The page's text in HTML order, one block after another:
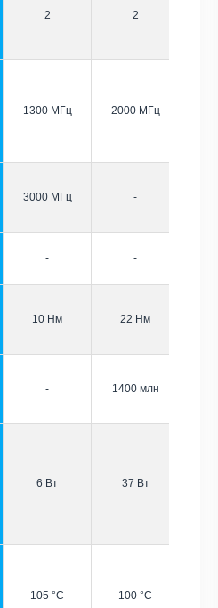
2 2
1300 МГц 2000 МГц
3000 МГц -
- -
10 Нм 22 Нм
- 1400 млн
6 Вт 37 Вт
105 °C 100 °C